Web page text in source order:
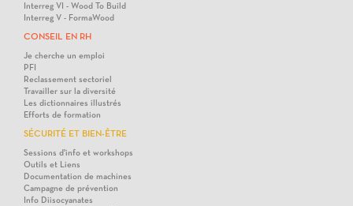
Interreg VI - Wood To Build
Interreg V - FormaWood
CONSEIL EN RH
Je cherche un emploi
PFI
Reclassement sectoriel
Travailler sur la diversité
Les dictionnaires illustrés
Efforts de formation
SÉCURITÉ ET BIEN-ÊTRE
Sessions d'info et workshops
Outils et Liens
Documentation de machines
Campagne de prévention
Info Diisocyanates